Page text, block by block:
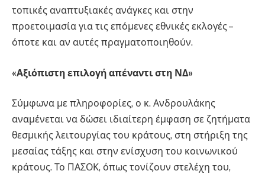
τοπικές αναπτυξιακές ανάγκες και στην
προετοιμασία για τις επόμενες εθνικές εκλογές –
όποτε και αν αυτές πραγματοποιηθούν.
«Αξιόπιστη επιλογή απέναντι στη ΝΔ»
Σύμφωνα με πληροφορίες, ο κ. Ανδρουλάκης
αναμένεται να δώσει ιδιαίτερη έμφαση σε ζητήματα
θεσμικής λειτουργίας του κράτους, στη στήριξη της
μεσαίας τάξης και στην ενίσχυση του κοινωνικού
κράτους. Το ΠΑΣΟΚ, όπως τονίζουν στελέχη του,